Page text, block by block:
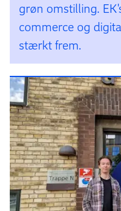
grøn omstilling.
commerce og
stærkt frem.